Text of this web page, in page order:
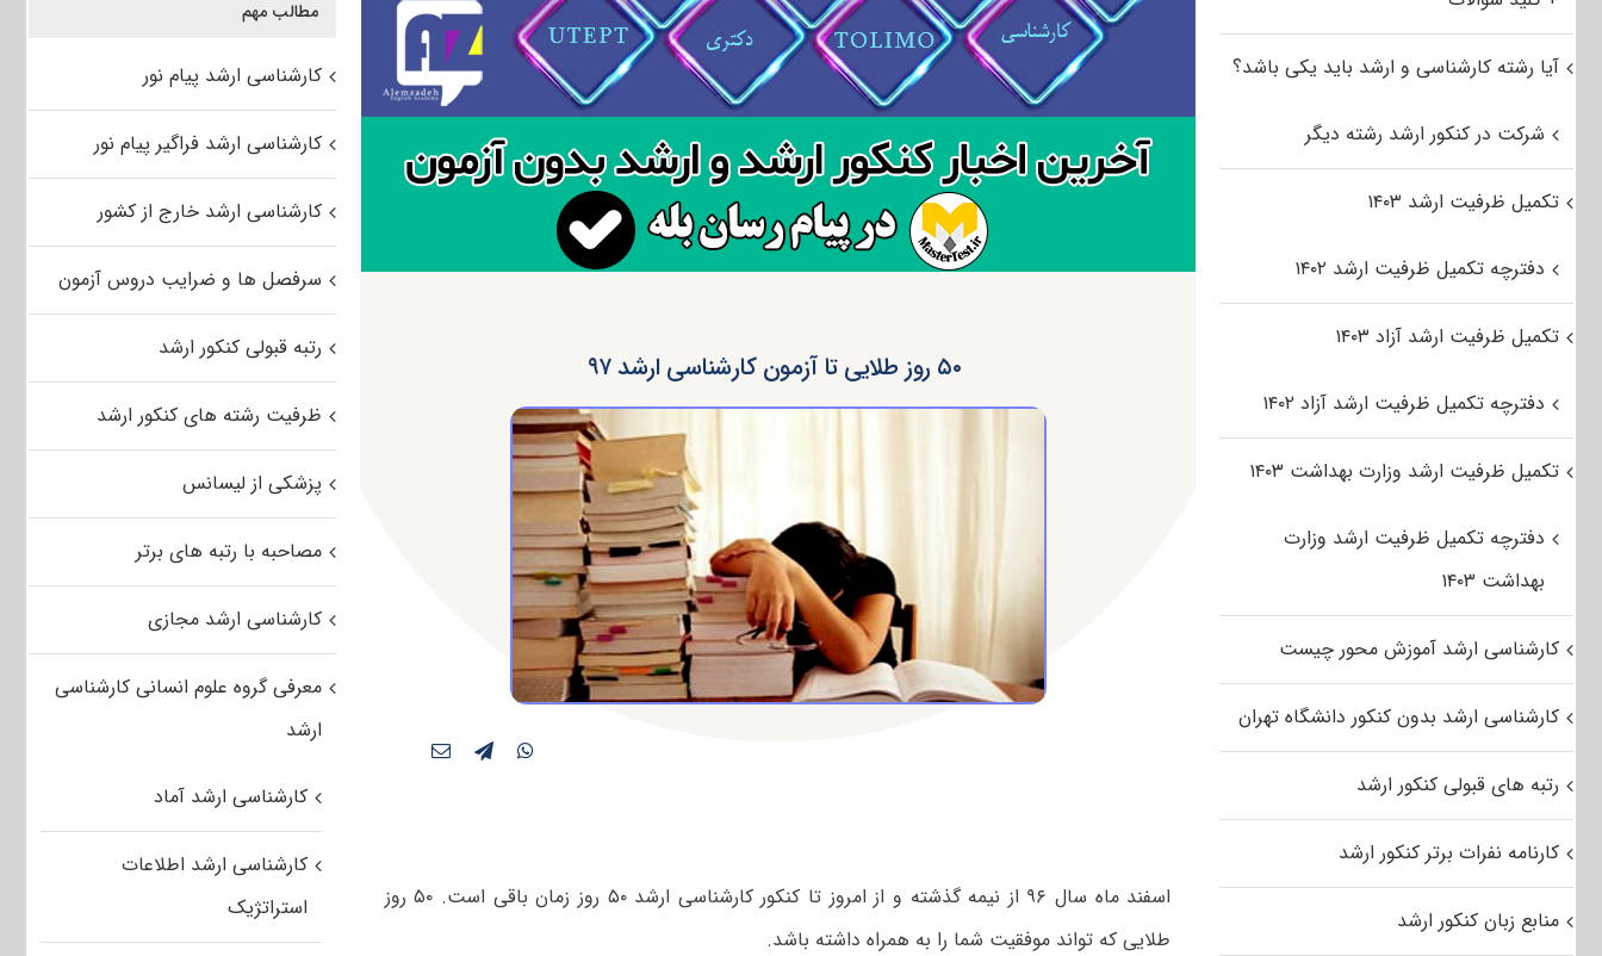
۵۰ روز طلایی تا آزمون کارشناسی ارشد ۹۷
اسفند ماه سال ۹۶ از نیمه گذشته و از امروز تا کنکور کارشناسی ارشد ۵۰ روز زمان باقی است. ۵۰ روز
طلایی که ‌تواند موفقیت شما را به همراه داشته باشد.
مطالب مهم
کارشناسی ارشد پیام نور
کارشناسی ارشد فراگیر پیام نور
کارشناسی ارشد خارج از کشور
سرفصل ها و ضرایب دروس آزمون
رتبه قبولی کنکور ارشد
ظرفیت رشته های کنکور ارشد
پزشکی از لیسانس
مصاحبه با رتبه های برتر
کارشناسی ارشد مجازی
معرفی گروه علوم انسانی کارشناسی
ارشد
کارشناسی ارشد آماد
کارشناسی ارشد اطلاعات
استراتژیک
آیا رشته کارشناسی و ارشد باید یکی باشد؟
شرکت در کنکور ارشد رشته دیگر
تکمیل ظرفیت ارشد ۱۴۰۳
دفترچه تکمیل ظرفیت ارشد ۱۴۰۲
تکمیل ظرفیت ارشد آزاد ۱۴۰۳
دفترچه تکمیل ظرفیت ارشد آزاد ۱۴۰۲
تکمیل ظرفیت ارشد وزارت بهداشت ۱۴۰۳
دفترچه تکمیل ظرفیت ارشد وزارت
بهداشت ۱۴۰۳
کارشناسی ارشد آموزش محور چیست
کارشناسی ارشد بدون کنکور دانشگاه تهران
رتبه های قبولی کنکور ارشد
کارنامه نفرات برتر کنکور ارشد
منابع زبان کنکور ارشد